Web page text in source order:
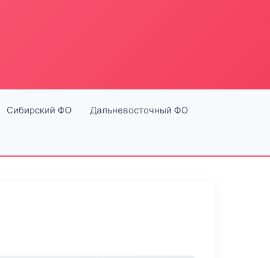
Сибирский ФО Дальневосточный ФО